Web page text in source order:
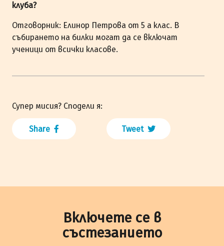
клуба?
Отговорник: Елинор Петрова от 5 а клас. В
събирането на билки могат да се включат
ученици от всички класове.
Супер мисия? Сподели я:
Share Tweet
Включете се в
състезанието